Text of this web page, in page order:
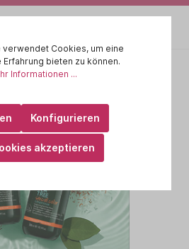
verwendet Cookies, um eine
bieten zu können.
Informationen ...
Konfigurieren
akzeptieren